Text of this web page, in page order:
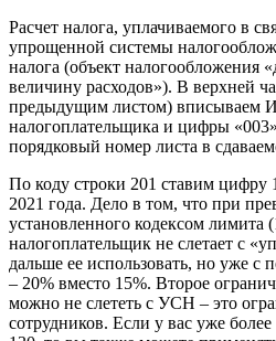
Расчет налога, уплачиваемого в
упрощенной системы
налога (объект налогообложения
величину расходов»). В верхней
предыдущим листом)
налогоплательщика и цифры
порядковый номер листа в
По коду строки 201 ставим
2021 года. Дело в том, что при
установленного кодексом лимита
налогоплательщик не слетает с
дальше ее использовать, но уже с
– 20% вместо 15%. Второе
можно не слететь с УСН – это
сотрудников. Если у вас уже